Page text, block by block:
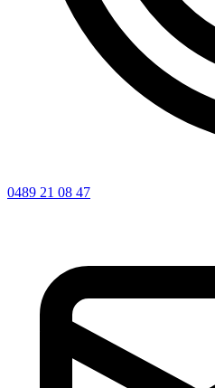
0489 21 08 47